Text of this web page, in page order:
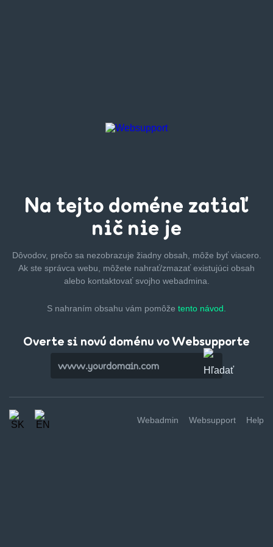
Na tejto doméne zatiaľ
nič nie je
Dôvodov, prečo sa nezobrazuje žiadny obsah, môže byťviacero.
Ak ste správca webu, môžete nahrať/zmazaťexistujúci obsah
alebo kontaktovať svojho webadmina.
S nahraním obsahu vám pomôže tento návod.
Overte si novú doménu vo Websupporte
Webadmin Websupport Help